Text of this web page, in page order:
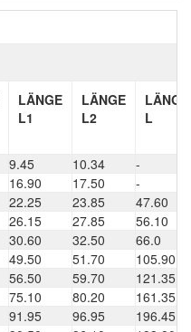
LÄNGE
L1
LÄNGE
L2
LÄNGE
L
9.45 10.34
-
16.90 17.50
-
22.25 23.85
47.60
26.15 27.85
56.10
30.60 32.50
66.0
49.50 51.70
105.90
56.50 59.70
121.35
75.10 80.20
161.35
91.95 96.95
196.45